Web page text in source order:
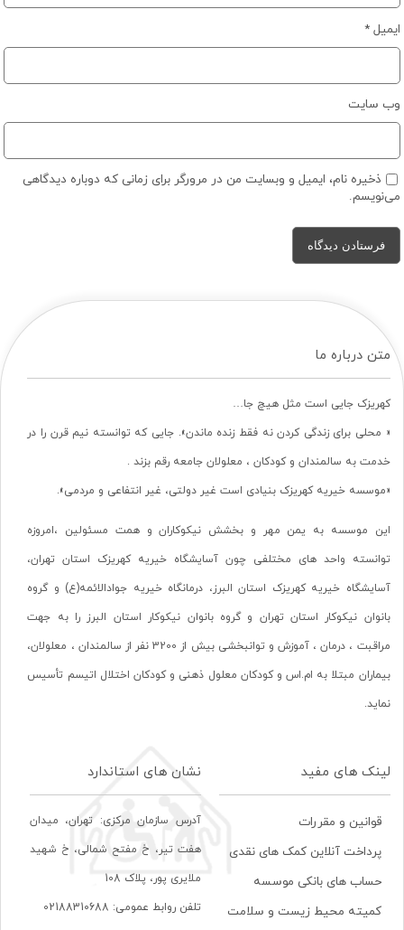
ایمیل*
وب‌ سایت
ذخیره نام، ایمیل و وبسایت من در مرورگر برای زمانی که دوباره دیدگاهی
می‌نویسم.
متن درباره ما
کهریزک جایی است مثل هیچ جا…
« محلی برای زندگی کردن نه فقط زنده ماندن». جایی که توانسته نیم قرن را در
خدمت به سالمندان و کودکان ، معلولان جامعه رقم بزند .
«موسسه خیریه کهریزک بنیادی است غیر دولتی، غیر انتفاعی و مردمی».
این موسسه به یمن مهر و بخشش نیکوکاران و همت مسئولین ،امروزه
توانسته واحد های مختلفی چون آسایشگاه خیریه کهریزک استان تهران،
آسایشگاه خیریه کهریزک استان البرز، درمانگاه خیریه جوادالائمه(ع) و گروه
بانوان نیکوکار استان تهران و گروه بانوان نیکوکار استان البرز را به جهت
مراقبت ، درمان ، آموزش و توانبخشی بیش از 3200 نفر از سالمندان ، معلولان،
بیماران مبتلا به ام.اس و کودکان معلول ذهنی و کودکان اختلال اتیسم تأسیس
نماید.
لینک های مفید
قوانین و مقررات
پرداخت آنلاین کمک های نقدی
حساب های بانکی موسسه
کمیته محیط زیست و سلامت
نشان های استاندارد
آدرس سازمان مرکزی: تهران، ميدان
هفت تير، خ مفتح شمالی، خ شهيد
ملايری پور، پلاک 108
تلفن روابط عمومی: 02188310688